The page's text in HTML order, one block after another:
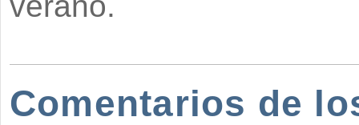
Comentarios de